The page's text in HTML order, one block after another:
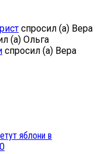
спросил (а) Вера
(а) Ольга
спросил (а) Вера
яблони в
0